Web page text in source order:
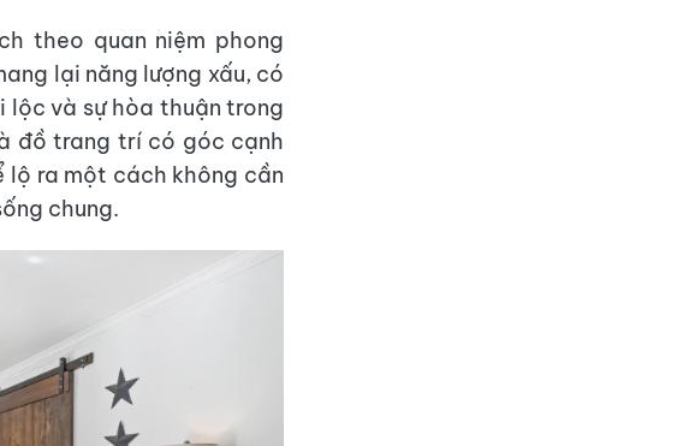
theo quan niệm phong
lại năng lượng xấu, có
lộc và sự hòa thuận trong
đồ trang trí có góc cạnh
lộ ra một cách không cần
chung.